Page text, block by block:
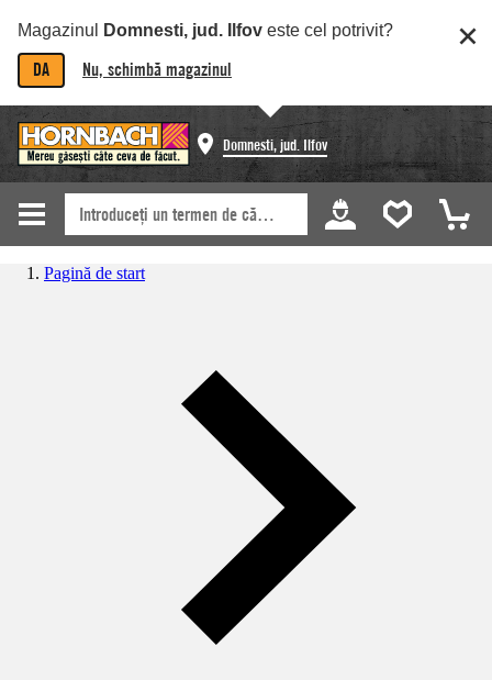
Magazinul Domnesti, jud. Ilfov este cel potrivit?
DA Nu, schimbă magazinul
Domnesti, jud. Ilfov
Pagină de start